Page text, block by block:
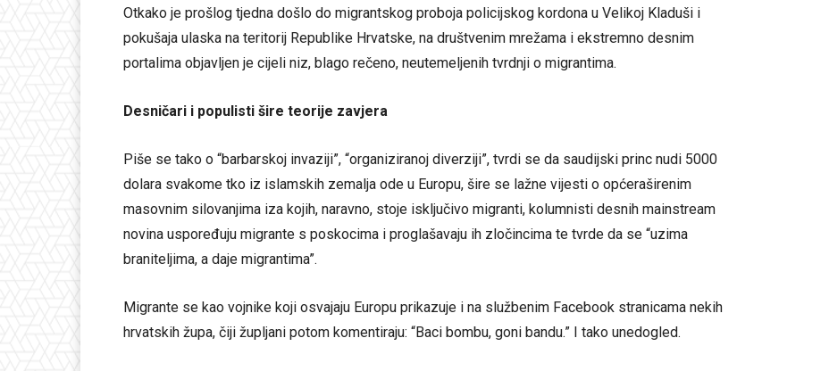
Otkako je prošlog tjedna došlo do migrantskog proboja policijskog kordona u Velikoj Kladuši i
pokušaja ulaska na teritorij Republike Hrvatske, na društvenim mrežama i ekstremno desnim
portalima objavljen je cijeli niz, blago rečeno, neutemeljenih tvrdnji o migrantima.
Desničari i populisti šire teorije zavjera
Piše se tako o “barbarskoj invaziji”, “organiziranoj diverziji”, tvrdi se da saudijski princ nudi 5000
dolara svakome tko iz islamskih zemalja ode u Europu, šire se lažne vijesti o općeraširenim
masovnim silovanjima iza kojih, naravno, stoje isključivo migranti, kolumnisti desnih mainstream
novina uspoređuju migrante s poskocima i proglašavaju ih zločincima te tvrde da se “uzima
braniteljima, a daje migrantima”.
Migrante se kao vojnike koji osvajaju Europu prikazuje i na službenim Facebook stranicama nekih
hrvatskih župa, čiji župljani potom komentiraju: “Baci bombu, goni bandu.” I tako unedogled.